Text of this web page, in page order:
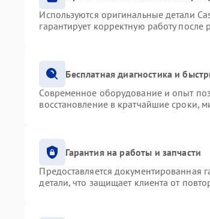
Используются оригинальные детали
гарантирует корректную работу
Бесплатная диагностика и
Современное оборудование и опыт
восстановление в кратчайшие сроки,
Гарантия на работы и запчасти
Предоставляется документированная
детали, что защищает клиента от